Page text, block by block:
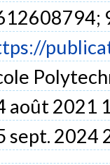
août 2021
sept. 2024